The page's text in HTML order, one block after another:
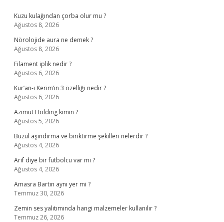
Kuzu kulağından çorba olur mu ?
Ağustos 8, 2026
Nörolojide aura ne demek ?
Ağustos 8, 2026
Filament iplik nedir ?
Ağustos 6, 2026
Kur’an-ı Kerim’in 3 özelliği nedir ?
Ağustos 6, 2026
Azimut Holding kimin ?
Ağustos 5, 2026
Buzul aşındırma ve biriktirme şekilleri nelerdir ?
Ağustos 4, 2026
Arif diye bir futbolcu var mı ?
Ağustos 4, 2026
Amasra Bartın aynı yer mi ?
Temmuz 30, 2026
Zemin ses yalıtımında hangi malzemeler kullanılır ?
Temmuz 26, 2026